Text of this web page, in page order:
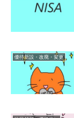
優待新設・改廃・変更